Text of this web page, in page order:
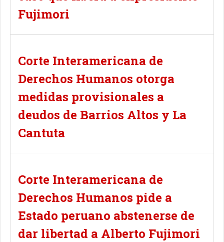
Fujimori
Corte Interamericana de
Derechos Humanos otorga
medidas provisionales a
deudos de Barrios Altos y La
Cantuta
Corte Interamericana de
Derechos Humanos pide a
Estado peruano abstenerse de
dar libertad a Alberto Fujimori